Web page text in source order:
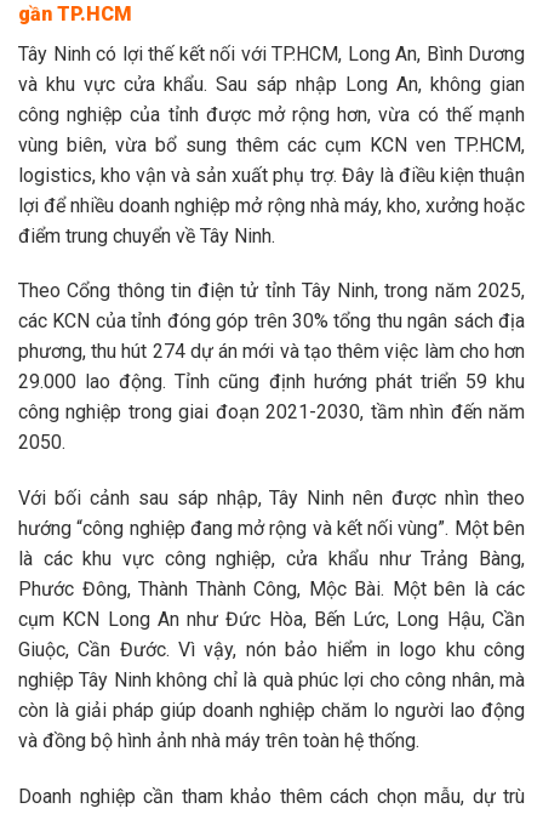
gần TP.HCM
Tây Ninh có lợi thế kết nối với TP.HCM, Long An, Bình Dương
và khu vực cửa khẩu. Sau sáp nhập Long An, không gian
công nghiệp của tỉnh được mở rộng hơn, vừa có thế mạnh
vùng biên, vừa bổ sung thêm các cụm KCN ven TP.HCM,
logistics, kho vận và sản xuất phụ trợ. Đây là điều kiện thuận
lợi để nhiều doanh nghiệp mở rộng nhà máy, kho, xưởng hoặc
điểm trung chuyển về Tây Ninh.
Theo Cổng thông tin điện tử tỉnh Tây Ninh, trong năm 2025,
các KCN của tỉnh đóng góp trên 30% tổng thu ngân sách địa
phương, thu hút 274 dự án mới và tạo thêm việc làm cho hơn
29.000 lao động. Tỉnh cũng định hướng phát triển 59 khu
công nghiệp trong giai đoạn 2021-2030, tầm nhìn đến năm
2050.
Với bối cảnh sau sáp nhập, Tây Ninh nên được nhìn theo
hướng “công nghiệp đang mở rộng và kết nối vùng”. Một bên
là các khu vực công nghiệp, cửa khẩu như Trảng Bàng,
Phước Đông, Thành Thành Công, Mộc Bài. Một bên là các
cụm KCN Long An như Đức Hòa, Bến Lức, Long Hậu, Cần
Giuộc, Cần Đước. Vì vậy, nón bảo hiểm in logo khu công
nghiệp Tây Ninh không chỉ là quà phúc lợi cho công nhân, mà
còn là giải pháp giúp doanh nghiệp chăm lo người lao động
và đồng bộ hình ảnh nhà máy trên toàn hệ thống.
Doanh nghiệp cần tham khảo thêm cách chọn mẫu, dự trù